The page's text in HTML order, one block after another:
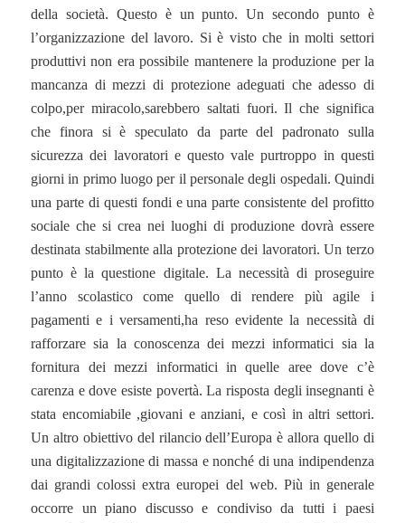
della società. Questo è un punto. Un secondo punto è
l’organizzazione del lavoro. Si è visto che in molti settori
produttivi non era possibile mantenere la produzione per la
mancanza di mezzi di protezione adeguati che adesso di
colpo,per miracolo,sarebbero saltati fuori. Il che significa
che finora si è speculato da parte del padronato sulla
sicurezza dei lavoratori e questo vale purtroppo in questi
giorni in primo luogo per il personale degli ospedali. Quindi
una parte di questi fondi e una parte consistente del profitto
sociale che si crea nei luoghi di produzione dovrà essere
destinata stabilmente alla protezione dei lavoratori. Un terzo
punto è la questione digitale. La necessità di proseguire
l’anno scolastico come quello di rendere più agile i
pagamenti e i versamenti,ha reso evidente la necessità di
rafforzare sia la conoscenza dei mezzi informatici sia la
fornitura dei mezzi informatici in quelle aree dove c’è
carenza e dove esiste povertà. La risposta degli insegnanti è
stata encomiabile ,giovani e anziani, e così in altri settori.
Un altro obiettivo del rilancio dell’Europa è allora quello di
una digitalizzazione di massa e nonché di una indipendenza
dai grandi colossi extra europei del web. Più in generale
occorre un piano discusso e condiviso da tutti i paesi